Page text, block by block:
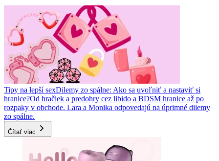
Tipy na lepší sexDilemy zo spálne: Ako sa uvoľniť a nastaviť si
hranice?Od hračiek a predohry cez libido a BDSM hranice až po
rozpaky v obchode. Lara a Monika odpovedajú na úprimné dilemy
zo spálne.
Čítať viac